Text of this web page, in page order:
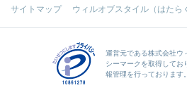
サイトマップ ウィルオブスタイル（はたら
運営元である株式会社ウ
シーマークを取得してお
報管理を行っております。